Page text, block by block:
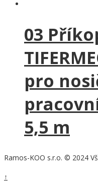
03
pro
5,5 m
Ramos-KOO s.r.o. © 2024
↑